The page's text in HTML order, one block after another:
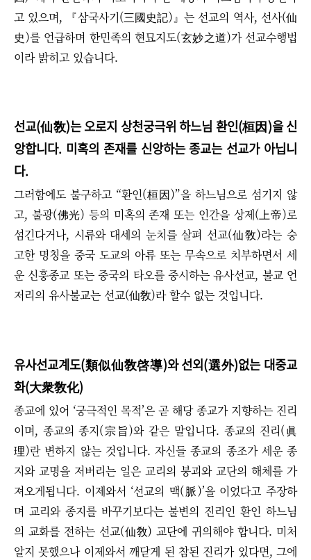
고 있으며, 『삼국사기(三國史記)』는 선교의 역사, 선사(仙
史)를 언급하며 한민족의 현묘지도(玄妙之道)가 선교수행법
이라 밝히고 있습니다.
선교(仙敎)는 오로지 상천궁극위 하느님 환인(桓因)을 신
앙합니다. 미혹의 존재를 신앙하는 종교는 선교가 아닙니
다.
그러함에도 불구하고 “환인(桓因)”을 하느님으로 섬기지 않
고, 불광(佛光) 등의 미혹의 존재 또는 인간을 상제(上帝)로
섬긴다거나, 시류와 대세의 눈치를 살펴 선교(仙敎)라는 숭
고한 명칭을 중국 도교의 아류 또는 무속으로 치부하면서 세
운 신훙종교 또는 중국의 타오를 중시하는 유사선교, 불교 언
저리의 유사불교는 선교(仙敎)라 할수 없는 것입니다.
유사선교계도(類似仙敎啓導)와 선외(選外)없는 대중교
화(大衆敎化)
종교에 있어 ‘궁극적인 목적’은 곧 해당 종교가 지향하는 진리
이며, 종교의 종지(宗旨)와 같은 말입니다. 종교의 진리(眞
理)란 변하지 않는 것입니다. 자신들 종교의 종조가 세운 종
지와 교명을 저버리는 일은 교리의 붕괴와 교단의 해체를 가
져오게됩니다. 이제와서 ‘선교의 맥(脈)’을 이었다고 주장하
며 교리와 종지를 바꾸기보다는 불변의 진리인 환인 하느님
의 교화를 전하는 선교(仙敎) 교단에 귀의해야 합니다. 미처
알지 못했으나 이제와서 깨닫게 된 참된 진리가 있다면, 그에